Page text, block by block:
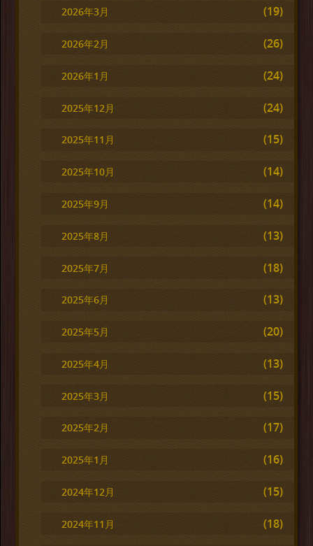
2026年3月 (19)
2026年2月 (26)
2026年1月 (24)
2025年12月 (24)
2025年11月 (15)
2025年10月 (14)
2025年9月 (14)
2025年8月 (13)
2025年7月 (18)
2025年6月 (13)
2025年5月 (20)
2025年4月 (13)
2025年3月 (15)
2025年2月 (17)
2025年1月 (16)
2024年12月 (15)
2024年11月 (18)